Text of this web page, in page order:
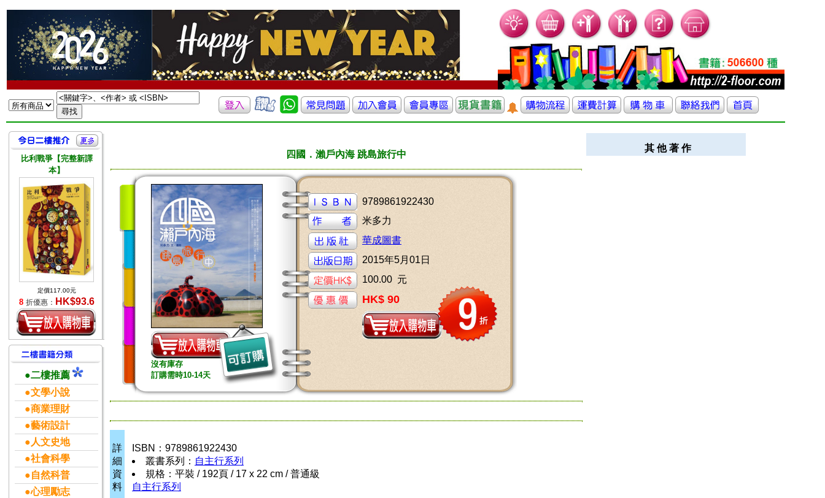
比利戰爭【完整新譯
本】
定價117.00元
8 折優惠： HK$93.6
●二樓推薦
●文學小說
●商業理財
●藝術設計
●人文史地
●社會科學
●自然科普
●心理勵志
四國．瀨戶內海 跳島旅行中
沒有庫存
訂購需時10-14天
9789861922430
米多力
華成圖書
2015年5月01日
100.00 元
HK$ 90
詳
細
資
料
ISBN：9789861922430
叢書系列： 自主行系列
規格：平裝 / 192頁 / 17 x 22 cm / 普通級
自主行系列
其 他 著 作